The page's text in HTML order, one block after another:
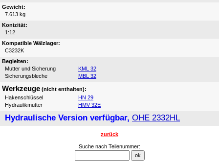
Gewicht:
7.613 kg
Konizität:
1:12
Kompatible Wälzlager:
C3232K
Begleiten:
Mutter und Sicherung
KML 32
Sicherungsbleche
MBL 32
Werkzeuge (nicht enthalten):
Hakenschlüssel
HN 29
Hydraulikmutter
HMV 32E
Hydraulische Version verfügbar, OHE 2332HL
zurück
Suche nach Teilenummer: